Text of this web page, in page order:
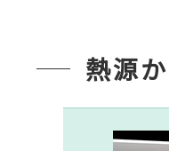
熱源